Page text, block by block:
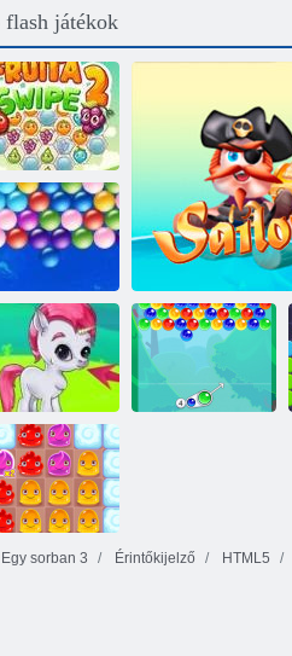
flash játékok
Fruha Swipe 2
Végtelen
Bubbles
Buborék gémes
Egy sorban 3 Érintőkijelző HTML5